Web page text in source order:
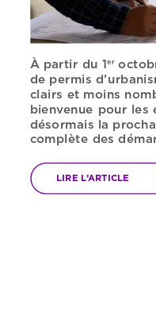
À partir du 1er
de permis
clairs et moins
bienvenue pour les
désormais la
complète des
LIRE L’ARTICLE